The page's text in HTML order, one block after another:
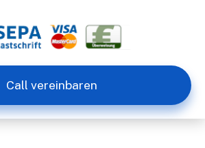
Call vereinbaren